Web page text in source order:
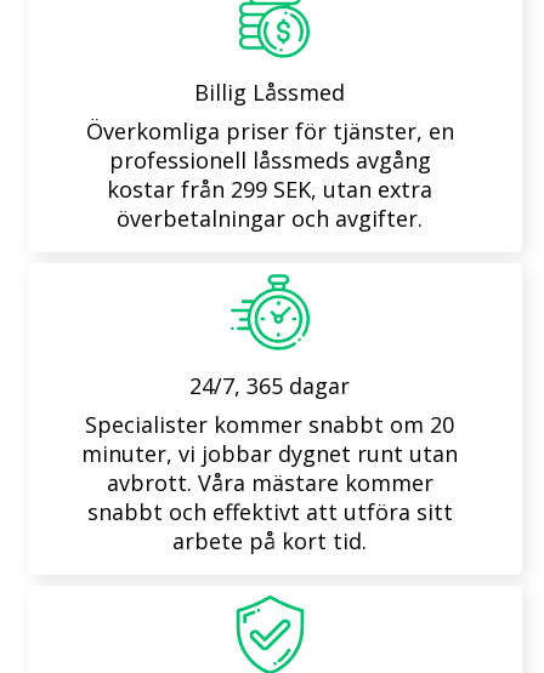
Billig Låssmed
Överkomliga priser för tjänster, en
professionell låssmeds avgång
kostar från 299 SEK, utan extra
överbetalningar och avgifter.
24/7, 365 dagar
Specialister kommer snabbt om 20
minuter, vi jobbar dygnet runt utan
avbrott. Våra mästare kommer
snabbt och effektivt att utföra sitt
arbete på kort tid.